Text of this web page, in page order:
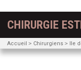
CHIRURGIE
Accueil Chirurgiens Ile